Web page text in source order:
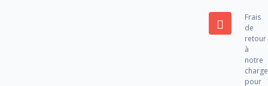
Frais
de
retour
à
notre
charge
pour